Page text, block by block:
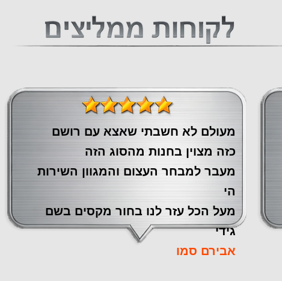
מעולם לא חשבתי שאצא עם רושם
כזה מצוין ‏בחנות מהסוג הזה
‏מעבר ‏למבחר העצום והמגוון השירות
הי
מעל הכל עזר לנו ‏בחור מקסים בשם
גידי
אבירם סמו